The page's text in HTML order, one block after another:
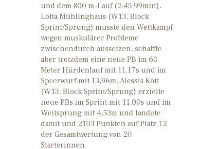
und dem 800 m-Lauf (2:45,99min).
Lotta Mühlinghaus (W13, Block
Sprint/Sprung) musste den Wettkampf
wegen muskulärer Probleme
zwischendurch aussetzen, schaffte
aber trotzdem eine neue PB im 60
Meter Hürdenlauf mit 11,17s und im
Speerwurf mit 13,96m. Alessia Kott
(W13, Block Sprint/Sprung) erzielte
neue PBs im Sprint mit 11,00s und im
Weitsprung mit 4,53m und landete
damit und 2103 Punkten auf Platz 12
der Gesamtwertung von 20
Starterinnen.